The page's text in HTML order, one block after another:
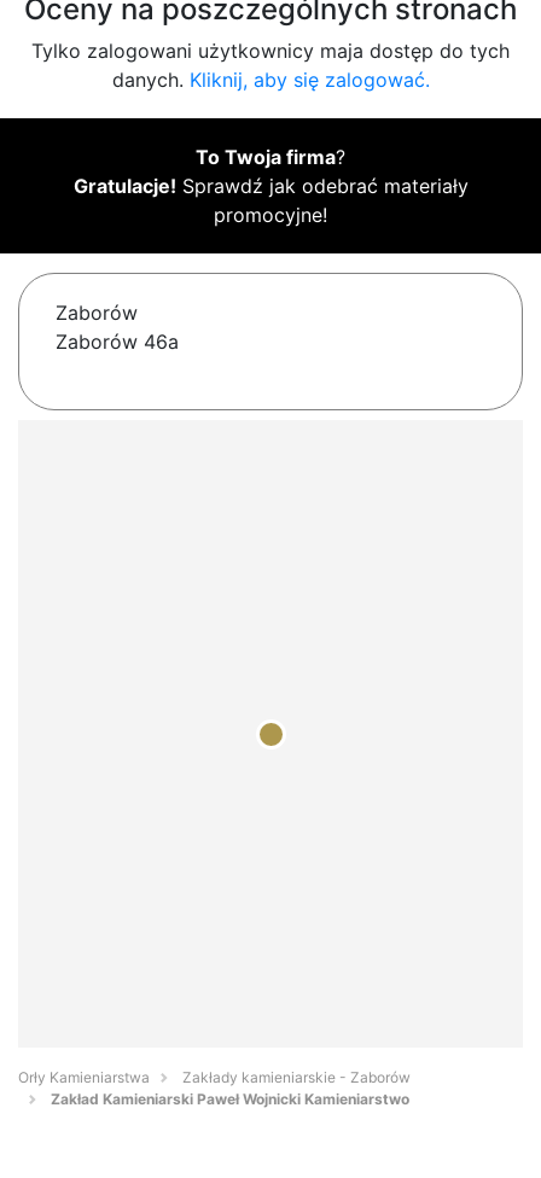
Oceny na poszczególnych stronach
Tylko zalogowani użytkownicy maja dostęp do tych
danych. Kliknij, aby się zalogować.
To Twoja firma?
Gratulacje! Sprawdź jak odebrać materiały
promocyjne!
Zaborów
Zaborów 46a
Orły Kamieniarstwa
Zakłady kamieniarskie - Zaborów
Zakład Kamieniarski Paweł Wojnicki Kamieniarstwo